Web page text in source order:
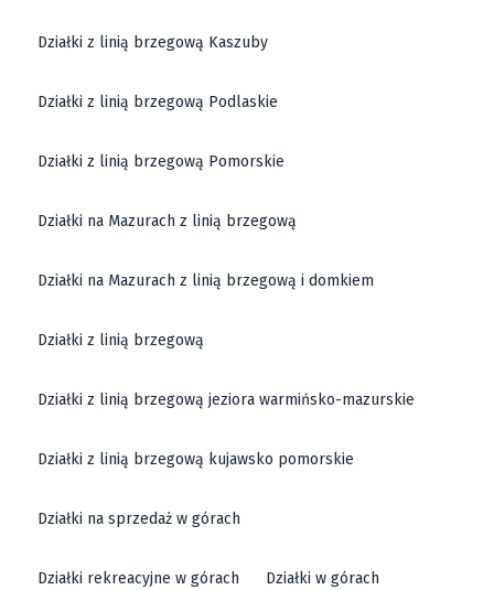
Działki z linią brzegową Kaszuby
Działki z linią brzegową Podlaskie
Działki z linią brzegową Pomorskie
Działki na Mazurach z linią brzegową
Działki na Mazurach z linią brzegową i domkiem
Działki z linią brzegową
Działki z linią brzegową jeziora warmińsko-mazurskie
Działki z linią brzegową kujawsko pomorskie
Działki na sprzedaż w górach
Działki rekreacyjne w górach Działki w górach